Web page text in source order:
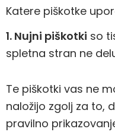
Katere piškotke
1. Nujni piškotki so
spletna stran ne
Te piškotki vas ne
naložijo zgolj za to,
pravilno